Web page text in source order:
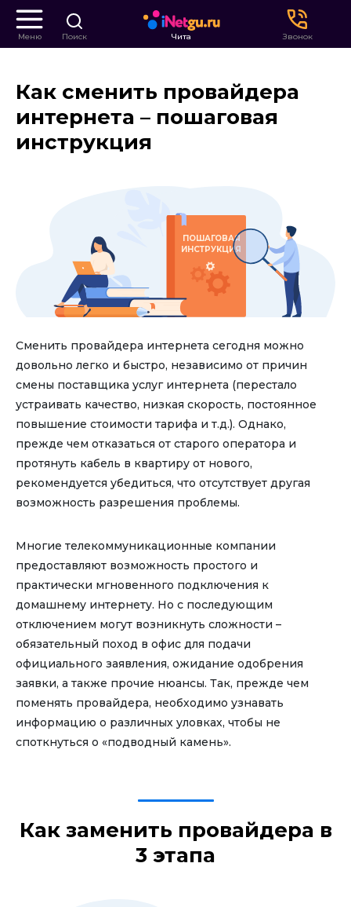
Меню Поиск Чита Звонок
Как сменить провайдера
интернета – пошаговая
инструкция
ПОШАГОВАЯ
ИНСТРУКЦИЯ
Сменить провайдера интернета сегодня можно
довольно легко и быстро, независимо от причин
смены поставщика услуг интернета (перестало
устраивать качество, низкая скорость, постоянное
повышение стоимости тарифа и т.д.). Однако,
прежде чем отказаться от старого оператора и
протянуть кабель в квартиру от нового,
рекомендуется убедиться, что отсутствует другая
возможность разрешения проблемы.
Многие телекоммуникационные компании
предоставляют возможность простого и
практически мгновенного подключения к
домашнему интернету. Но с последующим
отключением могут возникнуть сложности –
обязательный поход в офис для подачи
официального заявления, ожидание одобрения
заявки, а также прочие нюансы. Так, прежде чем
поменять провайдера, необходимо узнавать
информацию о различных уловках, чтобы не
споткнуться о «подводный камень».
Как заменить провайдера в
3 этапа